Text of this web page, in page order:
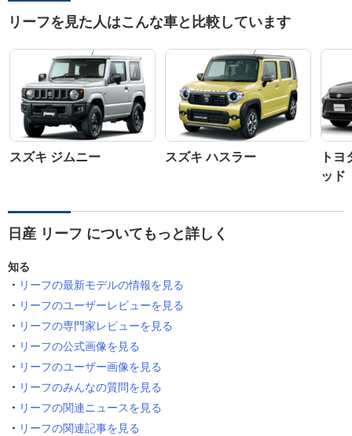
リーフを見た人はこんな車と比較しています
スズキ ジムニー スズキ ハスラー
ト
ッド
日産 リーフ についてもっと詳しく
知る
リーフの最新モデルの情報を見る
リーフのユーザーレビューを見る
リーフの専門家レビューを見る
リーフの公式画像を見る
リーフのユーザー画像を見る
リーフのみんなの質問を見る
リーフの関連ニュースを見る
リーフの関連記事を見る